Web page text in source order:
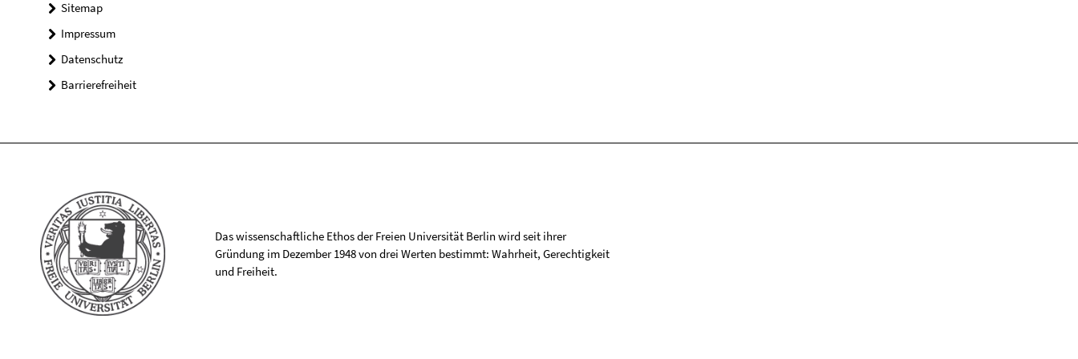
Sitemap
Impressum
Datenschutz
Barrierefreiheit
Das wissenschaftliche Ethos der Freien Universität Berlin wird seit ihrer
Gründung im Dezember 1948 von drei Werten bestimmt: Wahrheit, Gerechtigkeit
und Freiheit.